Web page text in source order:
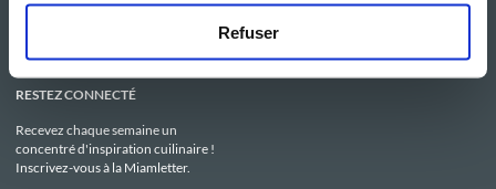
Refuser
Boutique
Politique de confidentialité
Utilisation des Cookies
RESTEZ CONNECTÉ
Recevez chaque semaine un
concentré d'inspiration cuilinaire !
Inscrivez-vous à la Miamletter.